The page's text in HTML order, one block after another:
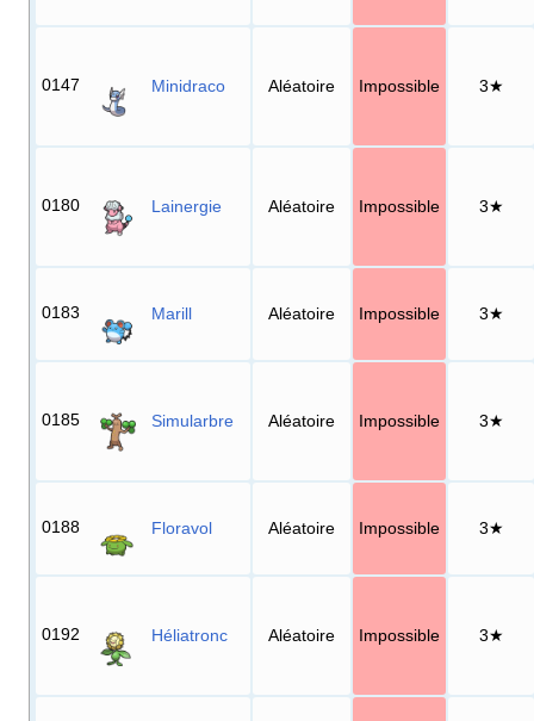
0147 Minidraco Aléatoire Impossible 3★
0180 Lainergie Aléatoire Impossible 3★
0183 Marill Aléatoire Impossible 3★
0185 Simularbre Aléatoire Impossible 3★
0188 Floravol Aléatoire Impossible 3★
0192 Héliatronc Aléatoire Impossible 3★